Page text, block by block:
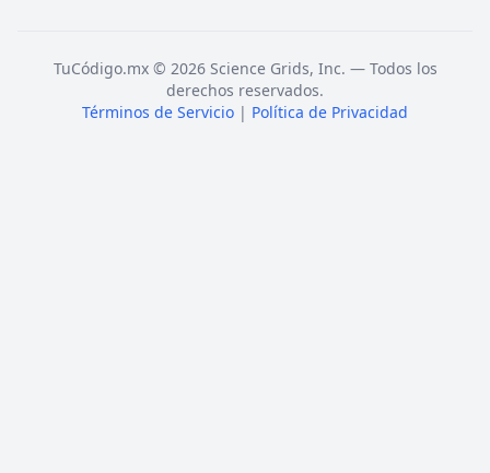
TuCódigo.mx © 2026 Science Grids, Inc. — Todos los
derechos reservados.
Términos de Servicio | Política de Privacidad